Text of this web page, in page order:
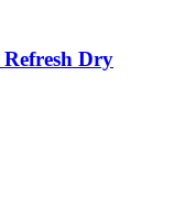
Refresh Dry